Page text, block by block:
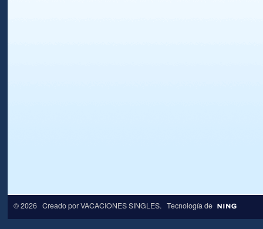
© 2026 Creado porVACACIONES SINGLES. Tecnología de